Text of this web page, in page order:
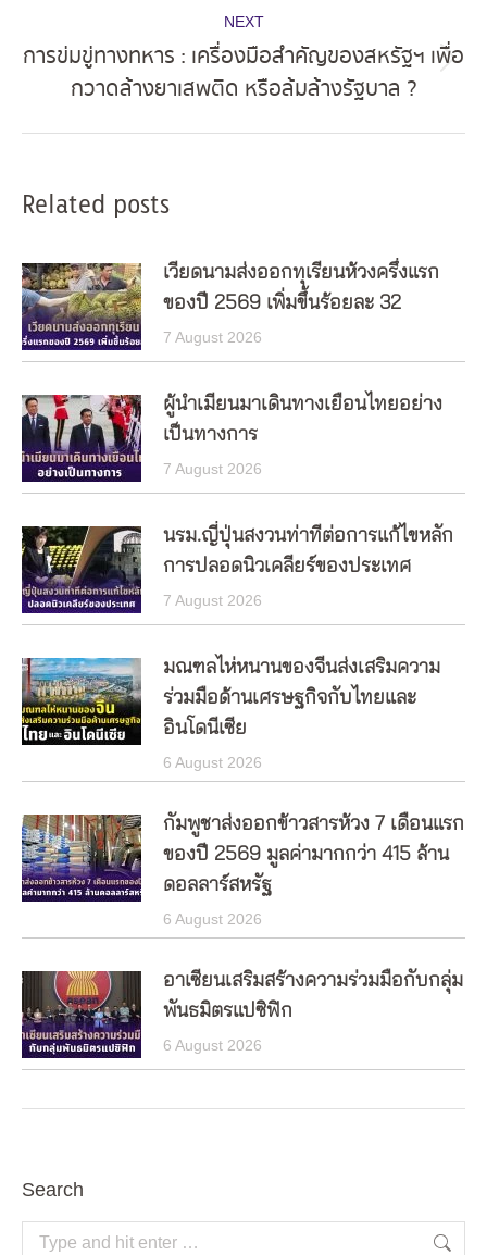
NEXT
post:
การข่มขู่ทางทหาร : เครื่องมือสำคัญของสหรัฐฯ เพื่อ
กวาดล้างยาเสพติด หรือล้มล้างรัฐบาล ?
Related posts
เวียดนามส่งออกทุเรียนห้วงครึ่งแรก
ของปี 2569 เพิ่มขึ้นร้อยละ 32
7 August 2026
ผู้นำเมียนมาเดินทางเยือนไทยอย่าง
เป็นทางการ
7 August 2026
นรม.ญี่ปุ่นสงวนท่าทีต่อการแก้ไขหลัก
การปลอดนิวเคลียร์ของประเทศ
7 August 2026
มณฑลไห่หนานของจีนส่งเสริมความ
ร่วมมือด้านเศรษฐกิจกับไทยและ
อินโดนีเซีย
6 August 2026
กัมพูชาส่งออกข้าวสารห้วง 7 เดือนแรก
ของปี 2569 มูลค่ามากกว่า 415 ล้าน
ดอลลาร์สหรัฐ
6 August 2026
อาเซียนเสริมสร้างความร่วมมือกับกลุ่ม
พันธมิตรแปซิฟิก
6 August 2026
Search
Search: